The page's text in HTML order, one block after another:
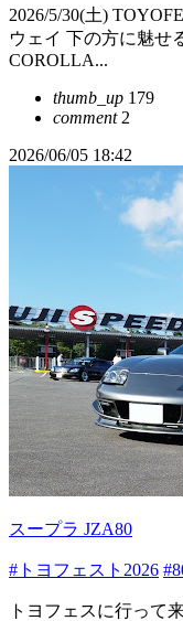
2026/5/30(土)
ウェイ 下の方に魅せ
COROLLA...
thumb_up 179
comment2
2026/06/05 18:42
スープラ JZA80
#トヨフェスト2026
トヨフェスに行って